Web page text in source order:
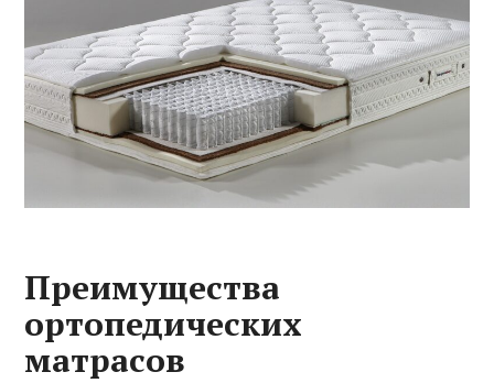
Преимущества
ортопедических
матрасов